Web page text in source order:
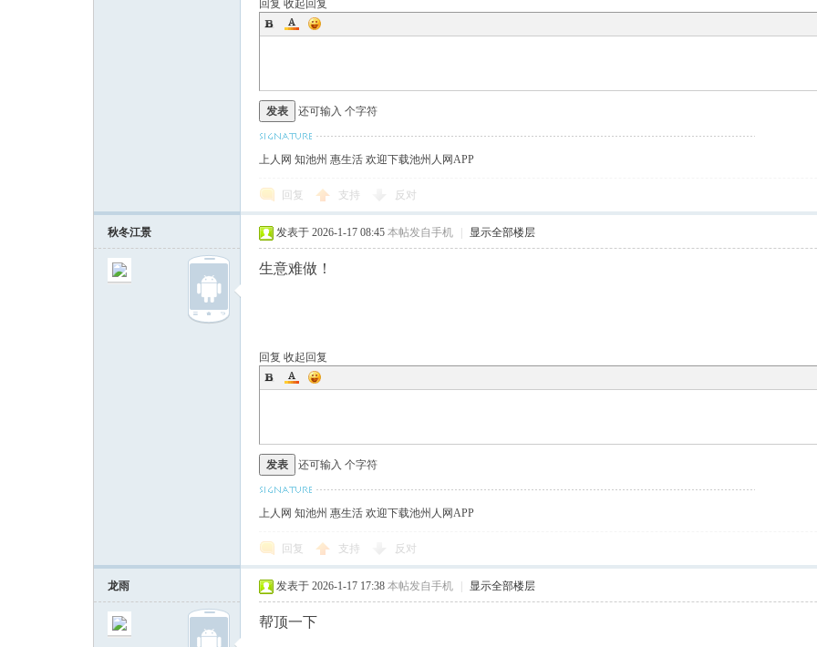
回复 收起回复
发表 还可输入 个字符
上人网 知池州 惠生活 欢迎下载池州人网APP
回复 支持 反对
秋冬江景 发表于 2026-1-17 08:45 本帖发自手机 显示全部楼层
生意难做！
回复 收起回复
发表 还可输入 个字符
上人网 知池州 惠生活 欢迎下载池州人网APP
回复 支持 反对
龙雨 发表于 2026-1-17 17:38 本帖发自手机 显示全部楼层
帮顶一下